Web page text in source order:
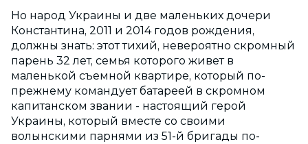
Но народ Украины и две маленьких дочери
Константина, 2011 и 2014 годов рождения,
должны знать: этот тихий, невероятно скромный
парень 32 лет, семья которого живет в
маленькой съемной квартире, который по-
прежнему командует батареей в скромном
капитанском звании - настоящий герой
Украины, который вместе со своими
волынскими парнями из 51-й бригады по-